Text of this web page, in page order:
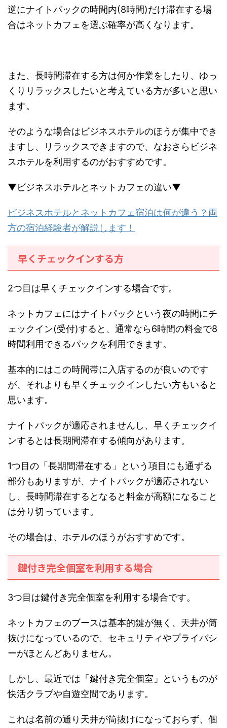
逆にナイトパックの時間内(8時間)だけ滞在する場
合はネットカフェを選ぶ確率が高くなります。
また、長時間滞在する方は何か作業をしたり、ゆっ
くりリラックスしたいと考えている方が多いと思い
ます。
そのような場合はビジネスホテルのほうが集中でき
ますし、リラックスできますので、なおさらビジネ
スホテルを利用するのがおすすめです。
▼ビジネスホテルとネットカフェの違い▼
ビジネスホテルとネットカフェ宿泊は何が違う？両
方の宿泊経験者が解説します！
早くチェックインする方
2つ目は早くチェックインする場合です。
ネットカフェにはナイトパックという夜の時間にチ
ェックイン(受付)すると、通常なら6時間の料金で8
時間利用できるパックを利用できます。
基本的にはこの時間帯に入店するのが良いのです
が、それよりも早くチェックインしたい方もいると
思います。
ナイトパックが適応されませんし、早くチェックイ
ンするとは長期間滞在する傾向があります。
1つ目の「長期間滞在する」という項目にも通ずる
部分もありますが、ナイトパックが適応されない
し、長時間滞在するとなると料金が高額になること
は分り切っています。
その場合は、ホテルのほうがおすすめです。
鍵付き完全個室を利用する場合
3つ目は鍵付き完全個室を利用する場合です。
ネットカフェのブースは基本的鍵が無く、天井が筒
抜けになっているので、セキュリティやプライバシ
ーがほとんどありません。
しかし、最近では「鍵付き完全個室」というものが
快活クラブや自遊空間であります。
これは名前の通り天井が筒抜けになっておらず、個